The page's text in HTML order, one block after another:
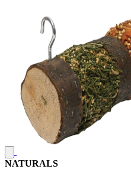
NATURALS